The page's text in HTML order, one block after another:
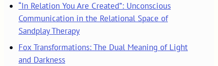
“In Relation You Are Created”: Unconscious
Communication in the Relational Space of
Sandplay Therapy
Fox Transformations: The Dual Meaning of Light
and Darkness